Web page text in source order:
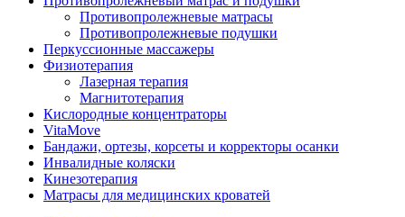
Противопролежневые матрасы
Противопролежневые подушки
Перкуссионные массажеры
Физиотерапия
Лазерная терапия
Магнитотерапия
Кислородные концентраторы
VitaMove
Бандажи, ортезы, корсеты и корректоры осанки
Инвалидные коляски
Кинезотерапия
Матрасы для медицинских кроватей